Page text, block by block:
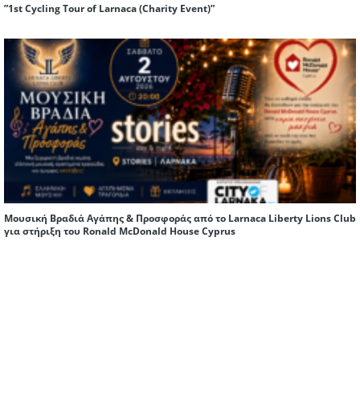
”1st Cycling Tour of Larnaca (Charity Event)”
Μουσική Βραδιά Αγάπης & Προσφοράς από το Larnaca Liberty Lions Club
για στήριξη του Ronald McDonald House Cyprus